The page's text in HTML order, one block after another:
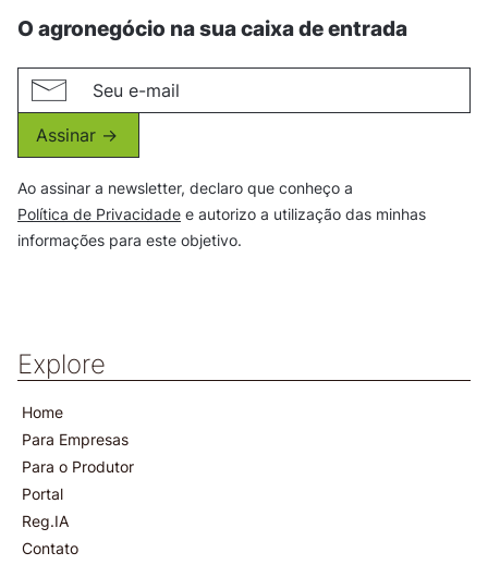
Explore
Home
Para Empresas
Para o Produtor
Portal
Reg.IA
Contato
O agronegócio na sua caixa de entrada
Assinar ->
Ao assinar a newsletter, declaro que conheço a
Política de Privacidade e autorizo a utilização das minhas
informações para este objetivo.